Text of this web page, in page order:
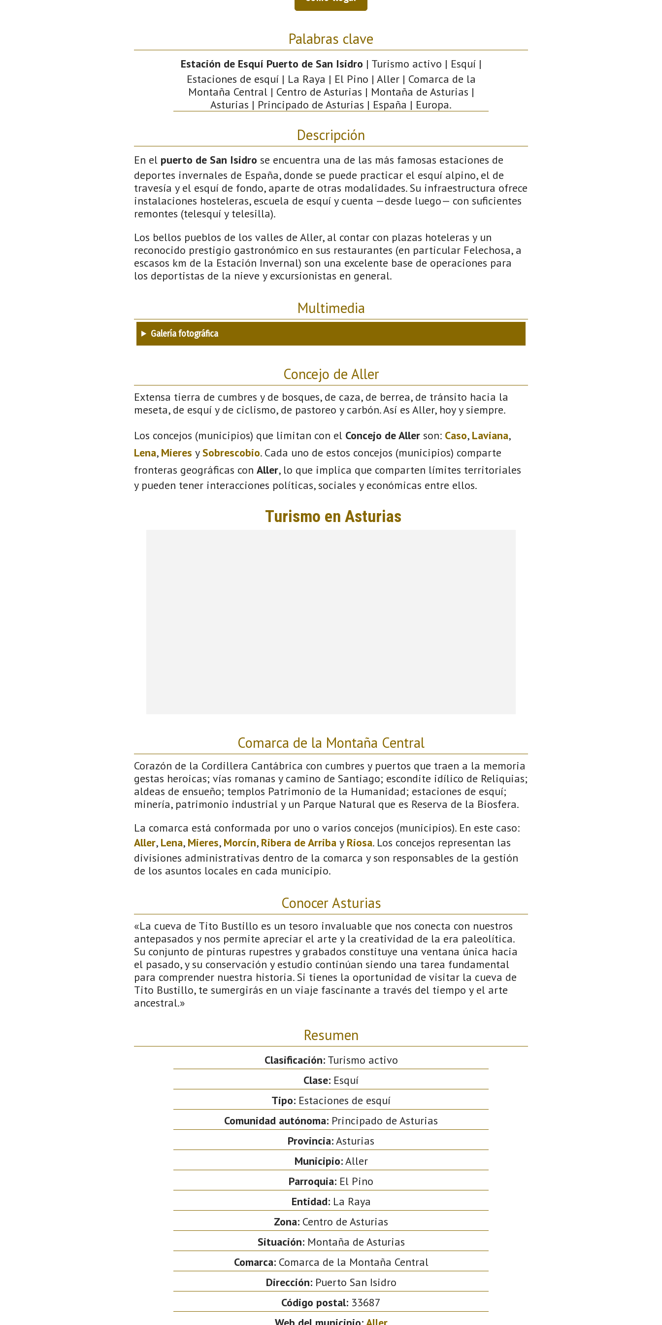
Palabras clave
Estación de Esquí Puerto de San Isidro | Turismo activo | Esquí |
Estaciones de esquí | La Raya | El Pino | Aller | Comarca de la
Montaña Central | Centro de Asturias | Montaña de Asturias |
Asturias | Principado de Asturias | España | Europa.
Descripción
En el puerto de San Isidro se encuentra una de las más famosas estaciones de
deportes invernales de España, donde se puede practicar el esquí alpino, el de
travesía y el esquí de fondo, aparte de otras modalidades. Su infraestructura ofrece
instalaciones hosteleras, escuela de esquí y cuenta —desde luego— con suficientes
remontes (telesquí y telesilla).
Los bellos pueblos de los valles de Aller, al contar con plazas hoteleras y un
reconocido prestigio gastronómico en sus restaurantes (en particular Felechosa, a
escasos km de la Estación Invernal) son una excelente base de operaciones para
los deportistas de la nieve y excursionistas en general.
Multimedia
Galería fotográfica
Concejo de Aller
Extensa tierra de cumbres y de bosques, de caza, de berrea, de tránsito hacia la
meseta, de esquí y de ciclismo, de pastoreo y carbón. Así es Aller, hoy y siempre.
Los concejos (municipios) que limitan con el Concejo de Aller son: Caso, Laviana,
Lena, Mieres ySobrescobio. Cada uno de estos concejos (municipios) comparte
fronteras geográficas con Aller, lo que implica que comparten límites territoriales
y pueden tener interacciones políticas, sociales y económicas entre ellos.
Comarca de la Montaña Central
Corazón de la Cordillera Cantábrica con cumbres y puertos que traen a la memoria
gestas heroicas; vías romanas y camino de Santiago; escondite idílico de Reliquias;
aldeas de ensueño; templos Patrimonio de la Humanidad; estaciones de esquí;
minería, patrimonio industrial y un Parque Natural que es Reserva de la Biosfera.
La comarca está conformada por uno o varios concejos (municipios). En este caso:
Aller, Lena, Mieres, Morcín, Ribera de Arriba y Riosa. Los concejos representan las
divisiones administrativas dentro de la comarca y son responsables de la gestión
de los asuntos locales en cada municipio.
Conocer Asturias
«La cueva de Tito Bustillo es un tesoro invaluable que nos conecta con nuestros
antepasados y nos permite apreciar el arte y la creatividad de la era paleolítica.
Su conjunto de pinturas rupestres y grabados constituye una ventana única hacia
el pasado, y su conservación y estudio continúan siendo una tarea fundamental
para comprender nuestra historia. Si tienes la oportunidad de visitar la cueva de
Tito Bustillo, te sumergirás en un viaje fascinante a través del tiempo y el arte
ancestral.»
Resumen
Clasificación:Turismo activo
Clase: Esquí
Tipo: Estaciones de esquí
Comunidad autónoma: Principado de Asturias
Provincia:Asturias
Municipio:Aller
Parroquia: El Pino
Entidad:La Raya
Zona: Centro de Asturias
Situación:Montaña de Asturias
Comarca:Comarca de la Montaña Central
Dirección:Puerto San Isidro
Código postal: 33687